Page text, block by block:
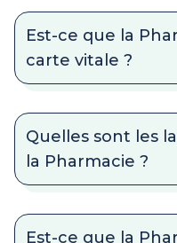
Est-ce que la
carte vitale ?
Quelles sont les
la Pharmacie ?
Est-ce que la